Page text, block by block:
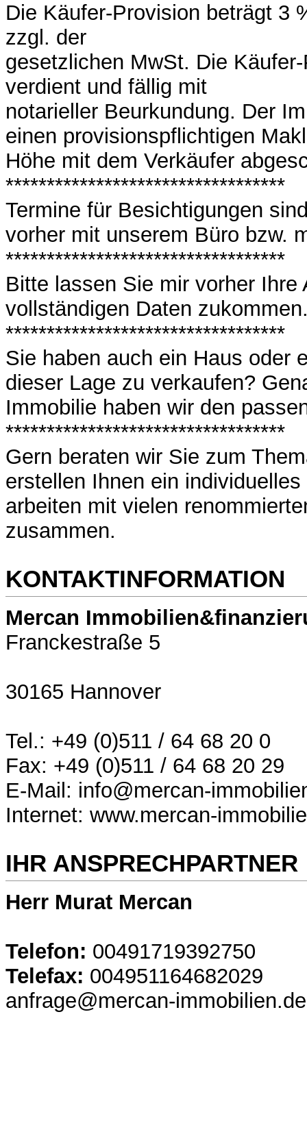
Die Käufer-Provision beträgt 3
zzgl. der
gesetzlichen MwSt. Die
verdient und fällig mit
notarieller Beurkundung. Der
einen provisionspflichtigen
Höhe mit dem Verkäufer
**********************************
Termine für Besichtigungen
vorher mit unserem Büro bzw.
**********************************
Bitte lassen Sie mir vorher Ihre
vollständigen Daten
**********************************
Sie haben auch ein Haus oder
dieser Lage zu verkaufen?
Immobilie haben wir den
**********************************
Gern beraten wir Sie zum
erstellen Ihnen ein
arbeiten mit vielen
zusammen.
KONTAKTINFORMATION
Mercan
Franckestraße 5
30165 Hannover
Tel.: +49 (0)511 / 64 68 20 0
Fax: +49 (0)511 / 64 68 20 29
E-Mail: info@mercan-
Internet: www.mercan-
IHR ANSPRECHPARTNER
Herr Murat Mercan
Telefon: 00491719392750
Telefax: 004951164682029
anfrage@mercan-immobilien.de